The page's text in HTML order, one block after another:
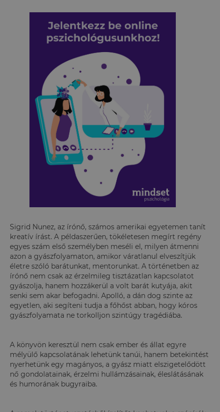
Sigrid Nunez, az írónő, számos amerikai egyetemen tanít
kreatív írást. A példaszerűen, tökéletesen megírt regény
egyes szám első személyben meséli el, milyen átmenni
azon a gyászfolyamaton, amikor váratlanul elveszítjük
életre szóló barátunkat, mentorunkat. A történetben az
írónő nem csak az érzelmileg tisztázatlan kapcsolatot
gyászolja, hanem hozzákerül a volt barát kutyája, akit
senki sem akar befogadni. Apolló, a dán dog szinte az
egyetlen, aki segíteni tudja a főhőst abban, hogy kóros
gyászfolyamata ne torkolljon szintúgy tragédiába.
A könyvön keresztül nem csak ember és állat egyre
mélyülő kapcsolatának lehetünk tanúi, hanem betekintést
nyerhetünk egy magányos, a gyász miatt elszigetelődött
nő gondolatainak, érzelmi hullámzásainak, éleslátásának
és humorának bugyraiba.